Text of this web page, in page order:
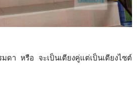
มดา หรือ จะเป็นเตียงคู่แต่เป็นเตียงไซต์